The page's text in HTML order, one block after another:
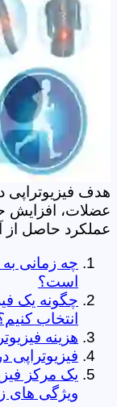
هدف فیزیوتراپی
عضلات، افزایش
عملکرد حاصل از
چه زمانی به
است؟
چگونه یک
انتخاب
هزینه
یک مرکز
ویژگی های